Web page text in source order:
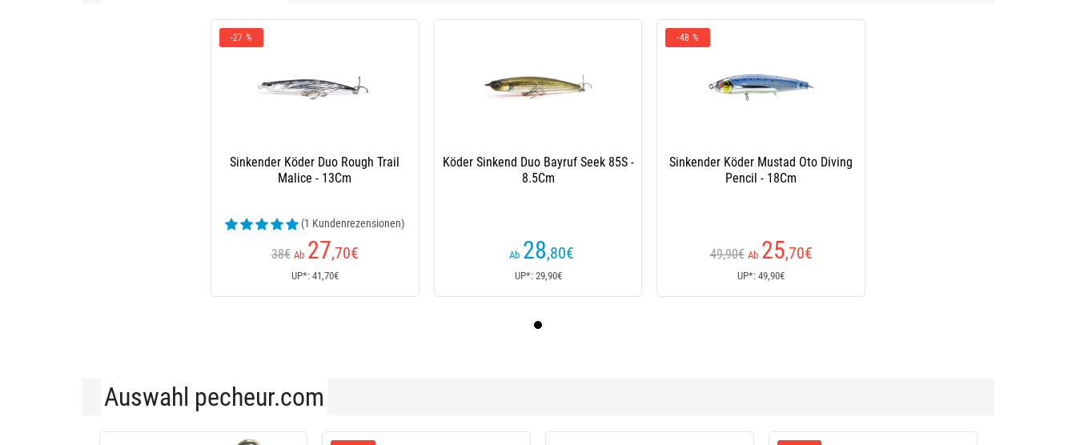
-27 %
Sinkender Köder Duo Rough Trail
Malice - 13Cm
(1 Kundenrezensionen)
38€ Ab 27,70€
UP*: 41,70€
Köder Sinkend Duo Bayruf Seek 85S -
8.5Cm
Ab 28,80€
UP*: 29,90€
-48 %
Sinkender Köder Mustad Oto Diving
Pencil - 18Cm
49,90€ Ab 25,70€
UP*: 49,90€
Auswahl pecheur.com